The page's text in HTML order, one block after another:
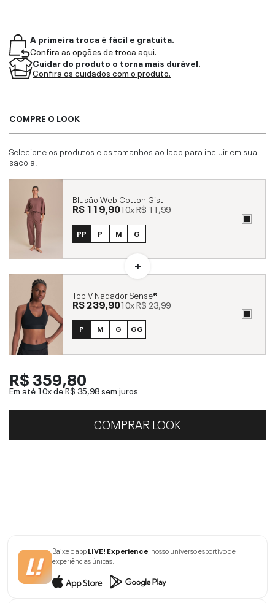
A primeira troca é fácil e gratuita.
Confira as opções de troca aqui.
Cuidar do produto o torna mais durável.
Confira os cuidados com o produto.
COMPRE O LOOK
Selecione os produtos e os tamanhos ao lado para incluir em sua
sacola.
Blusão Web Cotton Gist
R$ 119,9010xR$ 11,99
PP P M G
Top V Nadador Sense®
R$ 239,9010xR$ 23,99
P M G GG
R$ 359,80
Em até 10x deR$ 35,98sem juros
COMPRAR LOOK
Baixe o appLIVE! Experience , nosso universo esportivo de
experiências únicas.